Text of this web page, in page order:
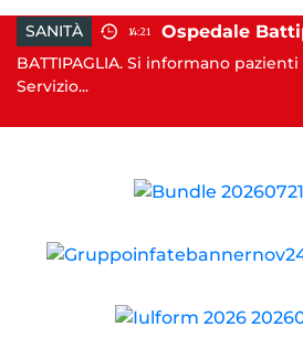
SANITÀ 14:21
BATTIPAGLIA. Si informano
Servizio...